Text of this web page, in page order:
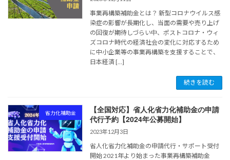
事業再構築補助金とは？ 新型コロナウイルス感
染症の影響が長期化し、当面の需要や売り上げ
の回復が期待しづらい中、ポストコロナ・ウィ
ズコロナ時代の経済社会の変化に対応するため
に中小企業等の事業再構築を支援することで、
日本経済 […]
続きを読む
省力化補助金
【全国対応】省人化省力化補助金の申請
代行予約【2024年公募開始】
2023年12月3日
省人化省力化補助金の申請代行・サポート受付
開始 2021年より始まった事業再構築補助金